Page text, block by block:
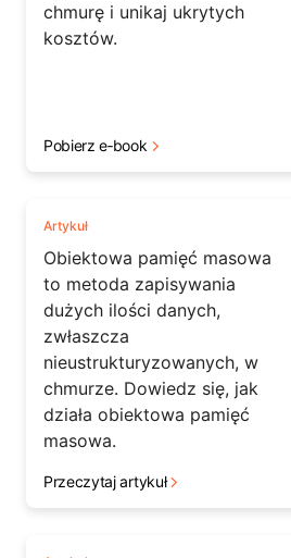
chmurę i unikaj ukrytych
kosztów.
Pobierz e‑book
Artykuł
Obiektowa pamięć masowa
to metoda zapisywania
dużych ilości danych,
zwłaszcza
nieustrukturyzowanych, w
chmurze. Dowiedz się, jak
działa obiektowa pamięć
masowa.
Przeczytaj artykuł